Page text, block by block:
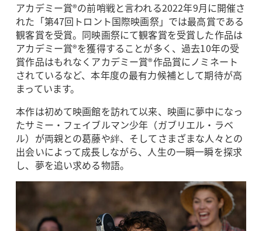
アカデミー賞®の前哨戦と言われる2022年9月に開催さ
れた「第47回トロント国際映画祭」では最高賞である
観客賞を受賞。同映画祭にて観客賞を受賞した作品は
アカデミー賞®を獲得することが多く、過去10年の受
賞作品はもれなくアカデミー賞®作品賞にノミネート
されているなど、本年度の最有力候補として期待が高
まっています。
本作は初めて映画館を訪れて以来、映画に夢中になっ
たサミー・フェイブルマン少年（ガブリエル・ラベ
ル）が両親との葛藤や絆、そしてさまざまな人々との
出会いによって成長しながら、人生の一瞬一瞬を探求
し、夢を追い求める物語。